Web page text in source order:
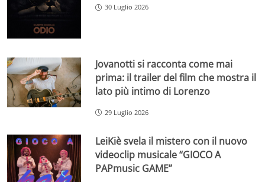
30 Luglio 2026
Jovanotti si racconta come mai
prima: il trailer del film che mostra il
lato più intimo di Lorenzo
29 Luglio 2026
LeiKiè svela il mistero con il nuovo
videoclip musicale “GIOCO A
PAPmusic GAME”